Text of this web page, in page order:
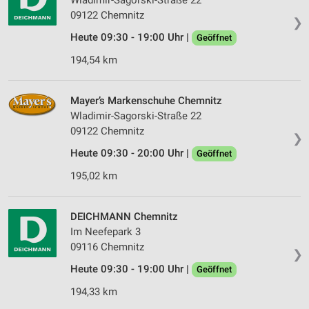
❯
09122 Chemnitz
Heute 09:30 - 19:00 Uhr |
Geöffnet
194,54 km
❯
Mayer’s Markenschuhe Chemnitz
Wladimir-Sagorski-Straße 22
09122 Chemnitz
Heute 09:30 - 20:00 Uhr |
Geöffnet
195,02 km
❯
DEICHMANN Chemnitz
Im Neefepark 3
09116 Chemnitz
Heute 09:30 - 19:00 Uhr |
Geöffnet
194,33 km
Erstellung von Profilen zur Personalisierung
von Inhalten
Verwendung von Profilen zur Auswahl
Messung der Werbeleistung
Messung der Performance von Inhalten
Analyse von Zielgruppen durch Statistiken oder
Kombinationen von Daten aus verschiedenen
Entwicklung und Verbesserung der Angebote
Verwendung reduzierter Daten zur Auswahl von
Inhalten
IAB-Besonderheiten:
Verwendung genauer Standortdaten